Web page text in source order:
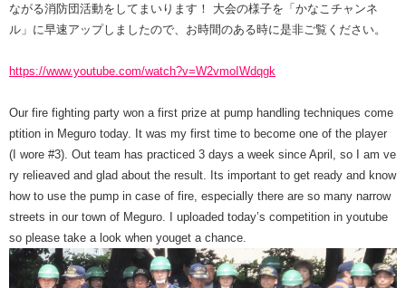
ながる消防団活動をしてまいります！ 大会の様子を「かなこチャンネ
ル」に早速アップしましたので、お時間のある時に是非ご覧ください。
https://www.youtube.com/watch?v=W2vmoIWdqgk
Our fire fighting party won a first prize at pump handling techniques come
ptition in Meguro today. It was my first time to become one of the player
(I wore #3). Out team has practiced 3 days a week since April, so I am ve
ry relieaved and glad about the result. Its important to get ready and know
how to use the pump in case of fire, especially there are so many narrow
streets in our town of Meguro. I uploaded today’s competition in youtube
so please take a look when youget a chance.